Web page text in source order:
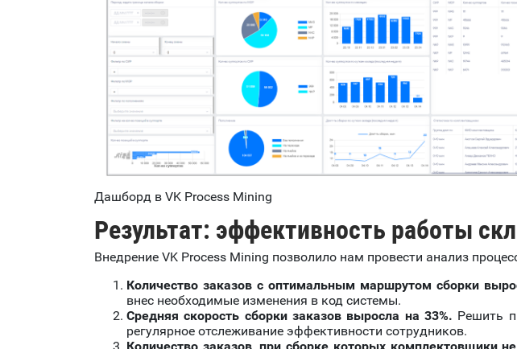
Дашборд в VK Process Mining
Результат: эффективность работы
Внедрение VK Process Mining позволило нам провести анализ
Количество заказов с оптимальным маршрутом сборки
внес необходимые изменения в код системы.
Средняя скорость сборки заказов выросла на 33%. Решить
регулярное отслеживание эффективности сотрудников.